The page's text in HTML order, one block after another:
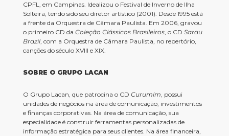
CPFL, em Campinas. Idealizou o Festival de Inverno de Ilha
Solteira, tendo sido seu diretor artístico (2001). Desde 1995 está
a frente da Orquestra de Câmara Paulista. Em 2006, gravou
o primeiro CD da Coleção Clássicos Brasileiros, o CD Sarau
Brazil, com a Orquestra de Câmara Paulista, no repertório,
canções do século XVIII e XIX.
SOBRE O GRUPO LACAN
O Grupo Lacan, que patrocina o CD Curumim, possui
unidades de negócios na área de comunicação, investimentos
e finanças corporativas. Na área de comunicação, sua
especialidade é construir ferramentas personalizadas de
informação estratégica para seus clientes. Na área financeira,